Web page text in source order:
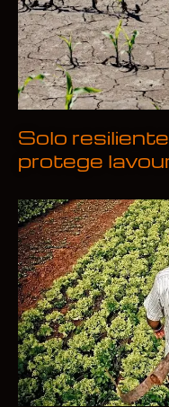
Solo
protege